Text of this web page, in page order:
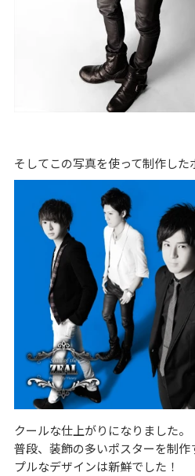
そしてこの写真を使って制作した
クールな仕上がりになりました。
普段、装飾の多いポスターを制
プルなデザインは新鮮でした！